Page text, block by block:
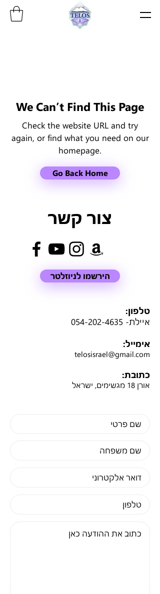
We Can’t Find This Page
Check the website URL and try
again, or find what you need on our
homepage.
Go Back Home
צור קשר
הירשמו לניוזלטר
טלפון:
איילת- 054-202-4635
אימייל:
telosisrael@gmail.com
כתובת:
אורן 18 מגשימים, ישראל